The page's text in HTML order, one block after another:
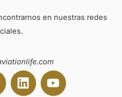
en nuestras redes
L
i
Y
o